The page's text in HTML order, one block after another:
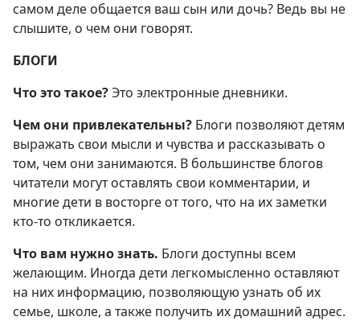
самом деле общается ваш сын или дочь? Ведь вы не
слышите, о чем они говорят.
БЛОГИ
Что это такое?Это электронные дневники.
Чем они привлекательны? Блоги позволяют детям
выражать свои мысли и чувства и рассказывать о
том, чем они занимаются. В большинстве блогов
читатели могут оставлять свои комментарии, и
многие дети в восторге от того, что на их заметки
кто-то откликается.
Что вам нужно знать. Блоги доступны всем
желающим. Иногда дети легкомысленно оставляют
на них информацию, позволяющую узнать об их
семье, школе, а также получить их домашний адрес.